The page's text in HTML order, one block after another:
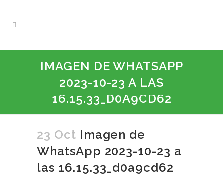
IMAGEN DE WHATSAPP
2023-10-23 A LAS
16.15.33_D0A9CD62
23 Oct Imagen de
WhatsApp 2023-10-23 a
las 16.15.33_d0a9cd62